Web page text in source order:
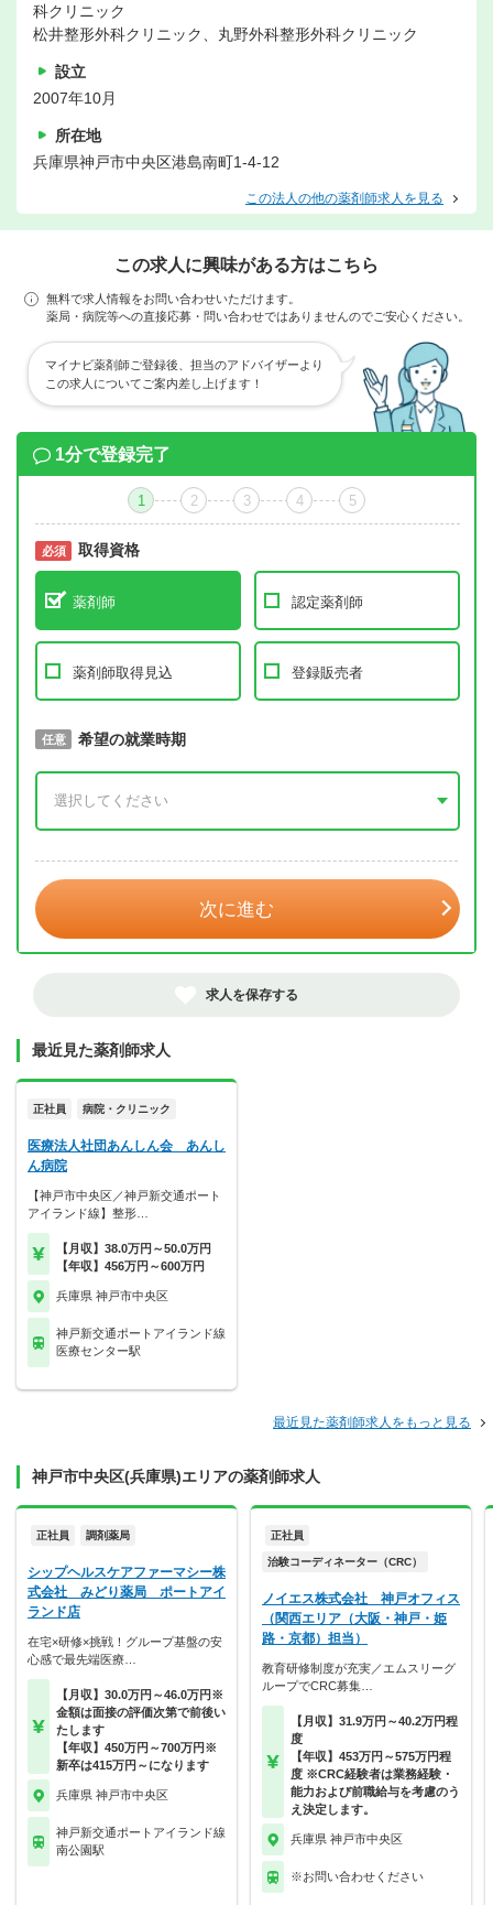
科クリニック
松井整形外科クリニック、丸野外科整形外科クリニック
設立
2007年10月
所在地
兵庫県神戸市中央区港島南町1-4-12
この法人の他の薬剤師求人を見る
この求人に興味がある方はこちら
無料で求人情報をお問い合わせいただけます。
薬局・病院等への直接応募・問い合わせではありませんのでご安心ください。
マイナビ薬剤師ご登録後、担当のアドバイザーより
この求人についてご案内差し上げます！
1分で登録完了
1 2 3 4 5
必須 取得資格
薬剤師 認定薬剤師
薬剤師取得見込 登録販売者
必須 取得予定年
任意 希望の就業時期
次に進む
求人を保存する
最近見た薬剤師求人
正社員 病院・クリニック
医療法人社団あんしん会 あんし
ん病院
【神戸市中央区／神戸新交通ポート
アイランド線】整形…
【月収】38.0万円～50.0万円
【年収】456万円～600万円
兵庫県 神戸市中央区
神戸新交通ポートアイランド線
医療センター駅
最近見た薬剤師求人をもっと見る
神戸市中央区(兵庫県)エリアの薬剤師求人
正社員 調剤薬局
シップヘルスケアファーマシー株
式会社 みどり薬局 ポートアイ
ランド店
在宅×研修×挑戦！グループ基盤の安
心感で最先端医療…
【月収】30.0万円～46.0万円※
金額は面接の評価次第で前後い
たします
【年収】450万円～700万円※
新卒は415万円～になります
兵庫県 神戸市中央区
神戸新交通ポートアイランド線
南公園駅
正社員
治験コーディネーター（CRC）
ノイエス株式会社 神戸オフィス
（関西エリア（大阪・神戸・姫
路・京都）担当）
教育研修制度が充実／エムスリーグ
ループでCRC募集…
【月収】31.9万円～40.2万円程
度
【年収】453万円～575万円程
度 ※CRC経験者は業務経験・
能力および前職給与を考慮のう
え決定します。
兵庫県 神戸市中央区
※お問い合わせください